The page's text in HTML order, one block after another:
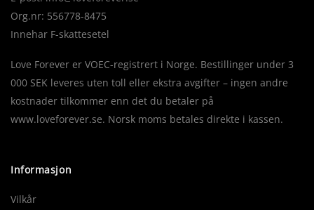
Org.nr: 556778-8475
Innehar F-skattesetel
Love Forever er VOEC-registrert i Norge. Bestillinger under 3
000 SEK leveres uten toll eller ekstra avgifter – ingen andre
kostnader tilkommer enn det du betaler på
www.loveforever.se. Norsk moms betales direkte i kassen.
Informasjon
Vilkår